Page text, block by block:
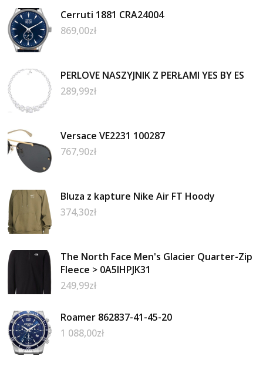
Cerruti 1881 CRA24004
869,00zł
PERLOVE NASZYJNIK Z PERŁAMI YES BY ES
289,99zł
Versace VE2231 100287
767,90zł
Bluza z kapture Nike Air FT Hoody
374,30zł
The North Face Men's Glacier Quarter-Zip
Fleece > 0A5IHPJK31
249,99zł
Roamer 862837-41-45-20
1 088,00zł